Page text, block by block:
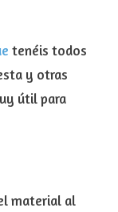
tenéis todos
y otras
útil para
material al